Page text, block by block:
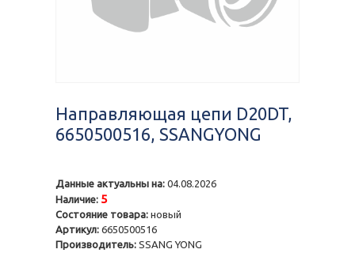
Направляющая цепи D20DT,
6650500516, SSANGYONG
Данные актуальны на: 04.08.2026
Наличие: 5
Состояние товара: новый
Артикул: 6650500516
Производитель: SSANG YONG